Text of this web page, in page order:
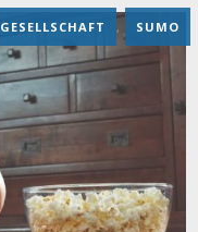
GESELLSCHAFT , SUMO